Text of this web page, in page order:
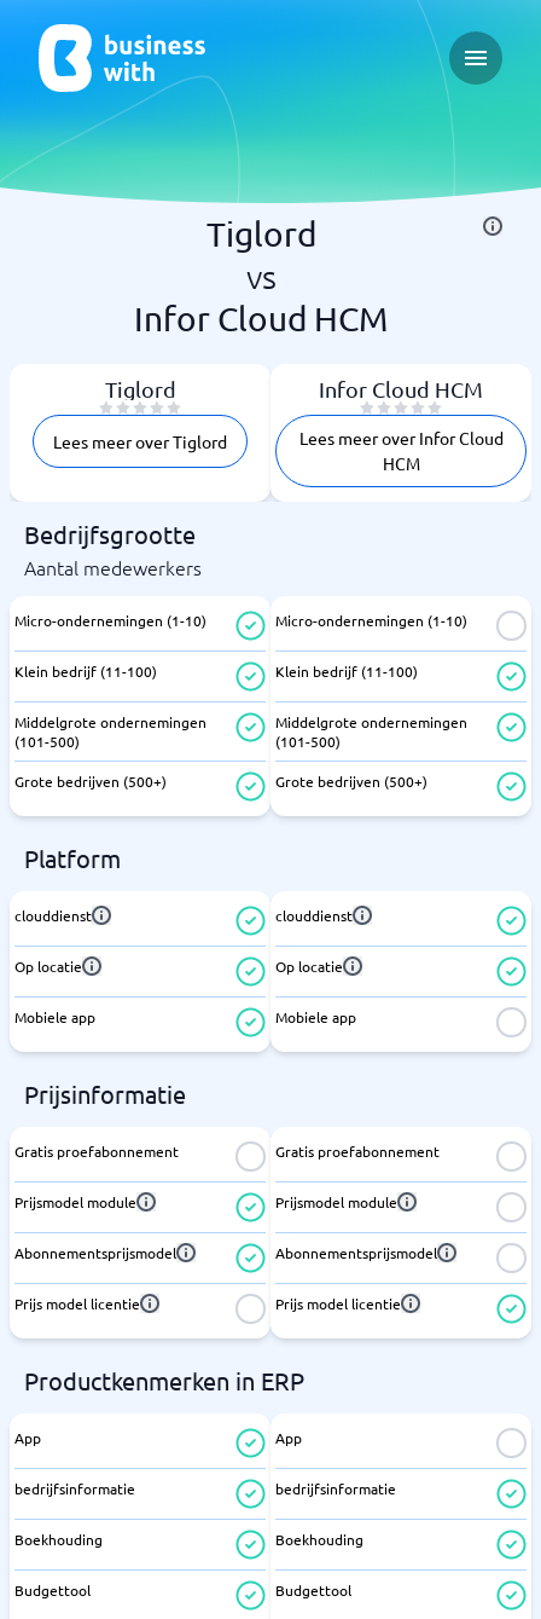
Open
Tiglord
vs
Infor Cloud HCM
Tiglord
Lees meer over Tiglord
Infor Cloud HCM
Lees meer over Infor Cloud
HCM
Bedrijfsgrootte
Aantal medewerkers
Micro-ondernemingen (1-10)
Klein bedrijf (11-100)
Middelgrote ondernemingen
(101-500)
Grote bedrijven (500+)
Micro-ondernemingen (1-10)
Klein bedrijf (11-100)
Middelgrote ondernemingen
(101-500)
Grote bedrijven (500+)
Platform
clouddienst
Op locatie
Mobiele app
clouddienst
Op locatie
Mobiele app
Prijsinformatie
Gratis proefabonnement
Prijsmodel module
Abonnementsprijsmodel
Prijs model licentie
Gratis proefabonnement
Prijsmodel module
Abonnementsprijsmodel
Prijs model licentie
Productkenmerken in ERP
App
bedrijfsinformatie
Boekhouding
Budgettool
App
bedrijfsinformatie
Boekhouding
Budgettool